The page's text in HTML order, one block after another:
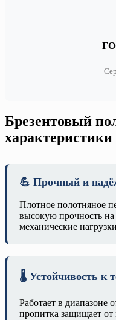
Брезентовый
💪 Прочный и
Плотное полотняное
высокую прочность
механические
🌡️ Устойчивость к
Работает в диапазоне
пропитка защищает от